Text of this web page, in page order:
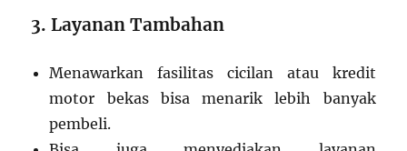
3. Layanan Tambahan
Menawarkan fasilitas cicilan atau kredit
motor bekas bisa menarik lebih banyak
pembeli.